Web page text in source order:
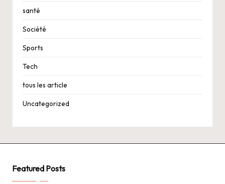
santé
Société
Sports
Tech
tous les article
Uncategorized
Featured Posts